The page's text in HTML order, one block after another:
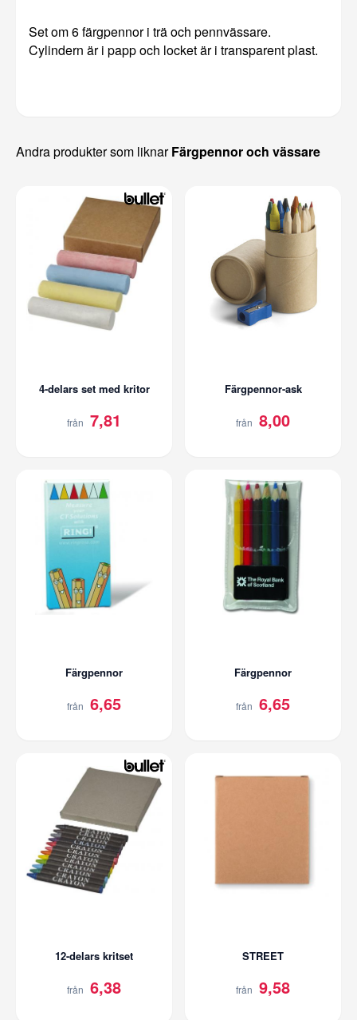
Set om 6 färgpennor i trä och pennvässare.
Cylindern är i papp och locket är i transparent plast.
Andra produkter som liknarFärgpennor och vässare
4-delars set med kritor
från 7,81
Färgpennor-ask
från 8,00
Färgpennor
från 6,65
Färgpennor
från 6,65
12-delars kritset
från 6,38
STREET
från 9,58